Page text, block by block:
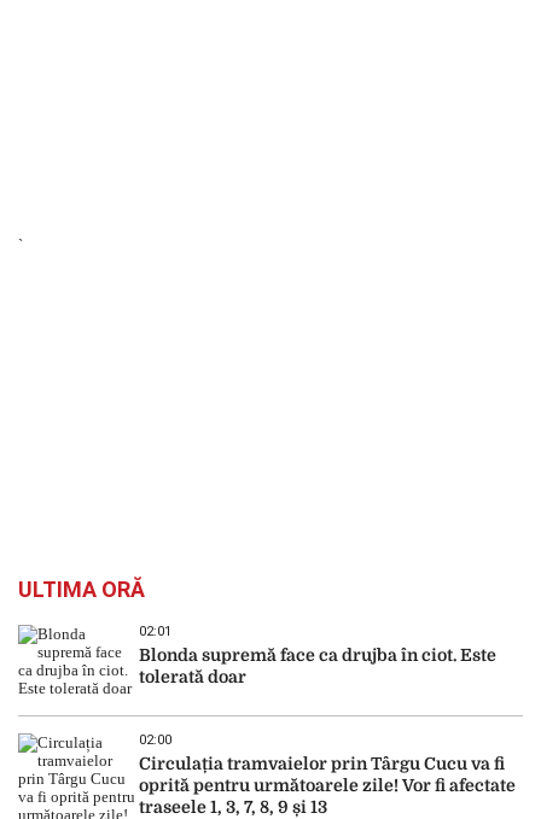
`
ULTIMA ORĂ
02:01
Blonda supremă face ca drujba în ciot. Este
tolerată doar
02:00
Circulația tramvaielor prin Târgu Cucu va fi
oprită pentru următoarele zile! Vor fi afectate
traseele 1, 3, 7, 8, 9 și 13